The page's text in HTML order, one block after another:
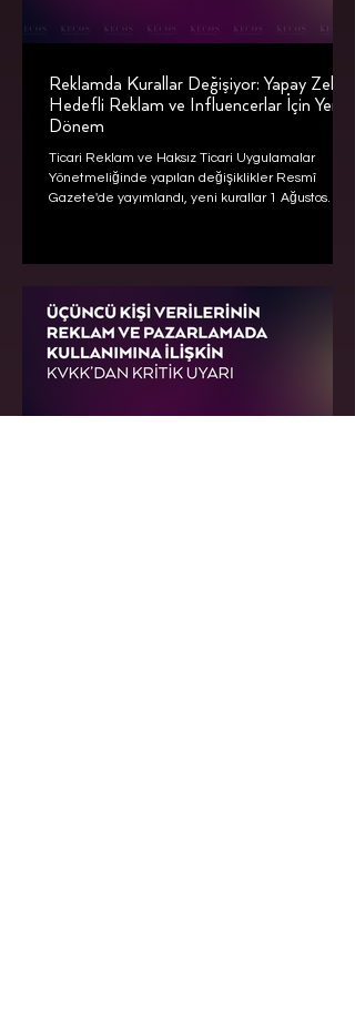
Reklamda Kurallar Değişiyor: Yapay Zekâ,
Hedefli Reklam ve Influencerlar İçin Yeni
Dönem
Ticari Reklam ve Haksız Ticari Uygulamalar
Yönetmeliğinde yapılan değişiklikler Resmî
Gazete'de yayımlandı, yeni kurallar 1 Ağustos